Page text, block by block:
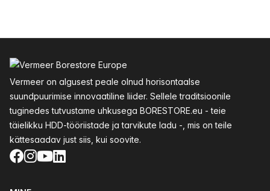
Vermeer on algusest peale olnud horisontaalse
suundpuurimise innovaatiline liider. Sellele traditsioonile
tuginedes tutvustame uhkusega BORESTORE.eu - teie
täielikku HDD-tööriistade ja tarvikute ladu -, mis on teile
kättesaadav just siis, kui soovite.
Facebook
Instagram
YouTube
LinkedIn